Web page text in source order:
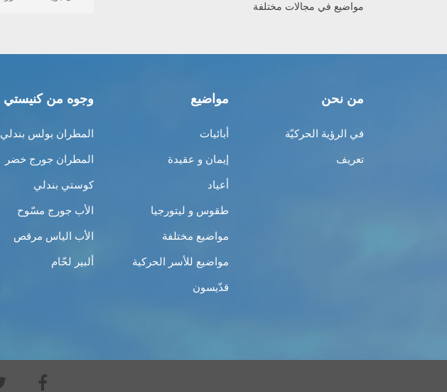
مواضيع في مجالات مختلفة
من نحن
في الرؤية الحركيّة
تعريف
مواضيع
أبائيات
إيمان و عقيدة
أعياد
طقوس و ليتورجيا
مواضيع مختلفة
مواضيع للأسر الحركية
قدّيسون
وجوه من كنيستي
المطران بولس بندلي
المطران جورج خضر
كوستي بندلي
الأب جورج مسّوح
الأب الياس مرقص
ألبير لحّام